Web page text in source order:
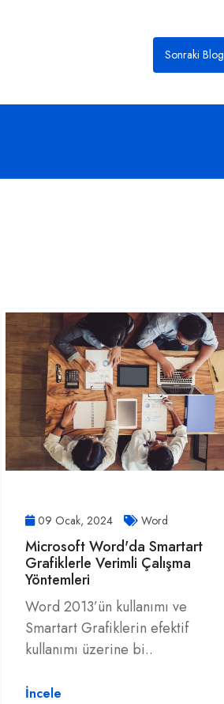
Sonraki Blog
09 Ocak, 2024 Word
Microsoft Word'da Smartart
Grafiklerle Verimli Çalışma
Yöntemleri
Word 2013’ün kullanımı ve
Smartart Grafiklerin efektif
kullanımı üzerine bi..
İncele